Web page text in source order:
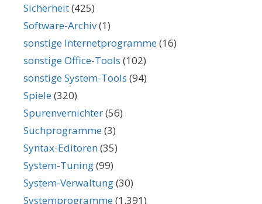
Sicherheit(425)
Software-Archiv(1)
sonstige Internetprogramme(16)
sonstige Office-Tools (102)
sonstige System-Tools (94)
Spiele(320)
Spurenvernichter(56)
Suchprogramme(3)
Syntax-Editoren(35)
System-Tuning(99)
System-Verwaltung(30)
Systemprogramme(1.391)